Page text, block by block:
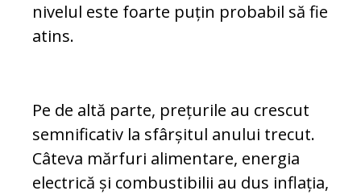
nivelul este foarte puțin probabil să fie
atins.
Pe de altă parte, prețurile au crescut
sem­nificativ la sfârșitul anului trecut.
Câteva măr­furi alimentare, energia
electrică și com­bustibilii au dus inflația,